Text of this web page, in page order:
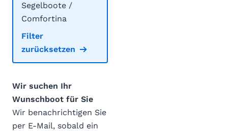
Segelboote /
Comfortina
Filter
zurücksetzen
Wir suchen Ihr
Wunschboot für Sie
Wir benachrichtigen Sie
per E-Mail, sobald ein